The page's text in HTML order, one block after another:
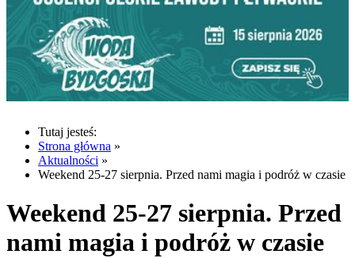
Tutaj jesteś:
Strona główna »
Aktualności »
Weekend 25-27 sierpnia. Przed nami magia i podróż w czasie
Weekend 25-27 sierpnia. Przed
nami magia i podróż w czasie